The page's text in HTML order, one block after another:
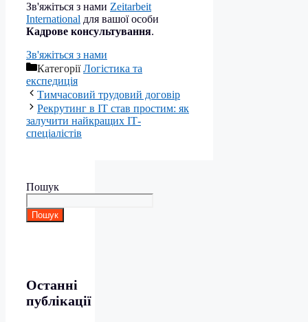
Зв'яжіться з нами Zeitarbeit
International для вашої особи
Кадрове консультування.
Зв'яжіться з нами
КатегоріїЛогістика та
експедиція
Тимчасовий трудовий договір
Рекрутинг в ІТ став простим: як
залучити найкращих ІТ-
спеціалістів
Пошук
Пошук
Останні
публікації